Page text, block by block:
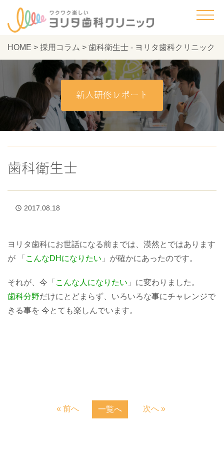
HOME > 採用コラム > 歯科衛生士 - ヨリタ歯科クリニック
新人研修レポート
歯科衛生士
access_time 2017.08.18
ヨリタ歯科にお世話になる前までは、漠然とではあります
が 「 こんなDHになりたい 」が確かにあったのです。
それが、今「 こんな人になりたい 」に変わりました。
歯科分野だけにとどまらず、いろいろな事にチャレンジで
きる事を 今とても楽しんでいます。
« 前へ 一覧へ 次へ »